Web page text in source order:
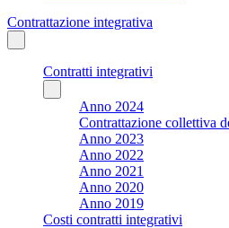
Contrattazione integrativa
Contratti integrativi
Anno 2024
Contrattazione collettiva
Anno 2023
Anno 2022
Anno 2021
Anno 2020
Anno 2019
Costi contratti integrativi